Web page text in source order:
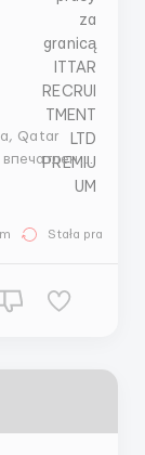
Qatar
в Дохе —
о набореStała praca